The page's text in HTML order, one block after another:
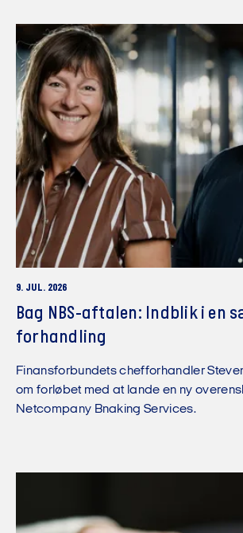
9. JUL. 2026
Bag NBS-aftalen: Indblik i en
forhandling
Finansforbundets chefforhandler
om forløbet med at lande en ny
Netcompany Bnaking Services.